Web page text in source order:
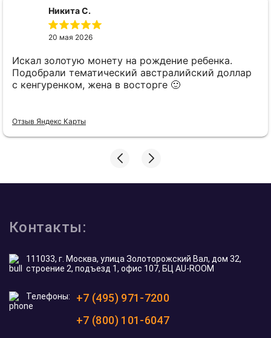
Никита С.
20 мая 2026
Искал золотую монету на рождение ребенка.
Подобрали тематический австралийский доллар
с кенгуренком, жена в восторге 🙂
Отзыв Яндекс Карты
Контакты:
111033, г. Москва, улица Золоторожский Вал, дом 32,
строение 2, подъезд 1, офис 107, БЦ AU-ROOM
Телефоны:
+7 (495) 971-7200
+7 (800) 101-6047